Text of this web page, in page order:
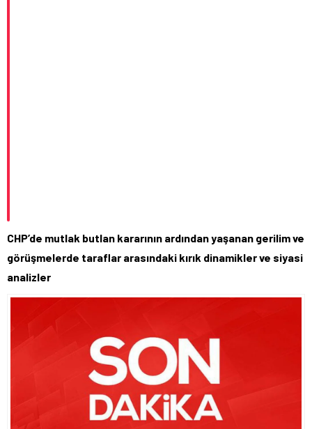
CHP’de mutlak butlan kararının ardından yaşanan gerilim ve
görüşmelerde taraflar arasındaki kırık dinamikler ve siyasi
analizler